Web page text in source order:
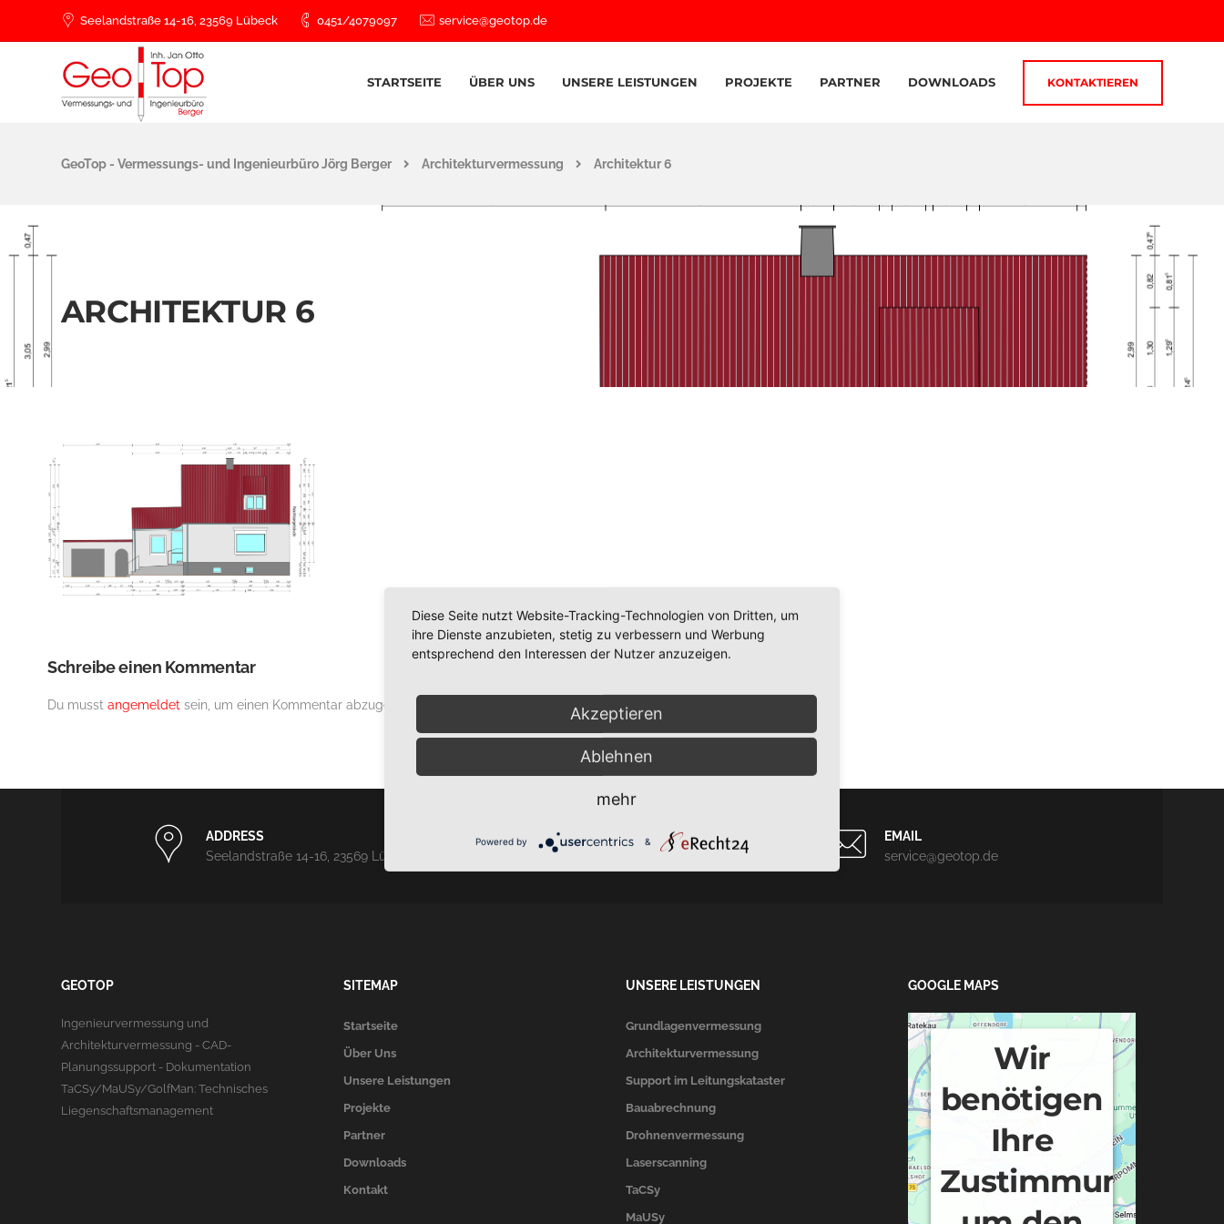
Seelandstraße 14-16, 23569 Lübeck 0451/4079097 service@geotop.de
STARTSEITE ÜBER UNS UNSERE LEISTUNGEN PROJEKTE PARTNER DOWNLOADS KONTAKTIEREN
GeoTop - Vermessungs- und Ingenieurbüro Jörg Berger Architekturvermessung Architektur 6
ARCHITEKTUR 6
Schreibe einen Kommentar
Du musst angemeldet sein, um einen Kommentar abzugeben.
ADDRESS
Seelandstraße 14-16, 23569 Lübeck
PHONE
0451/4079097
EMAIL
service@geotop.de
GEOTOP
Ingenieurvermessung und
Architekturvermessung - CAD-
Planungssupport - Dokumentation
TaCSy/MaUSy/GolfMan: Technisches
Liegenschaftsmanagement
SITEMAP
Startseite
Über Uns
Unsere Leistungen
Projekte
Partner
Downloads
Kontakt
UNSERE LEISTUNGEN
Grundlagenvermessung
Architekturvermessung
Support im Leitungskataster
Bauabrechnung
Drohnenvermessung
Laserscanning
TaCSy
MaUSy
GOOGLE MAPS
Wir
benötigen
Ihre
Zustimmung,
Diese Seite nutzt Website-Tracking-Technologien von Dritten, um
ihre Dienste anzubieten, stetig zu verbessern und Werbung
entsprechend den Interessen der Nutzer anzuzeigen.
Akzeptieren
Ablehnen
mehr
Powered by &